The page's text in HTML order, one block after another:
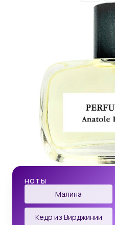
НОТЫ
Малина
Кедр из Вирджинии